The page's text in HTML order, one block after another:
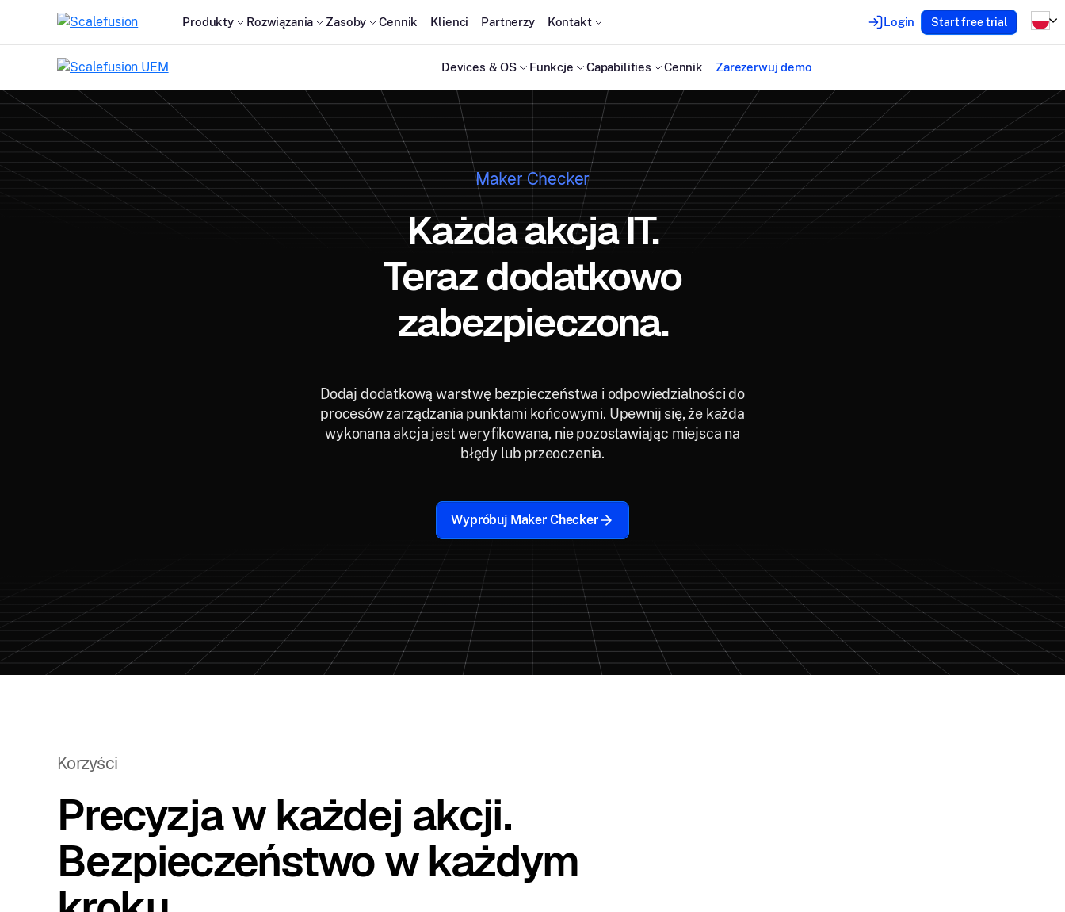
Produkty Rozwiązania Zasoby Cennik Klienci Partnerzy Kontakt Login Start free trial
Devices & OS Funkcje Capabilities Cennik Zarezerwuj demo
Maker Checker
Każda akcja IT.
Teraz dodatkowo
zabezpieczona.
Dodaj dodatkową warstwę bezpieczeństwa i odpowiedzialności do
procesów zarządzania punktami końcowymi. Upewnij się, że każda
wykonana akcja jest weryfikowana, nie pozostawiając miejsca na
błędy lub przeoczenia.
Wypróbuj Maker Checker
Korzyści
Precyzja w każdej akcji.
Bezpieczeństwo w każdym